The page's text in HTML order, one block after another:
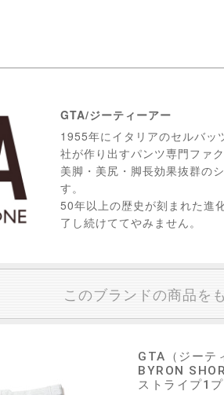
GTA/ジーティーアー
1955年にイタリアのセルバッ
社が作り出すパンツ専門ファ
美脚・美尻・脚長効果抜群の
す。
50年以上の歴史が刻まれた進
了し続けててやみません。
このブランドの商品を
GTA（ジーテ
BYRON
ストライプ1